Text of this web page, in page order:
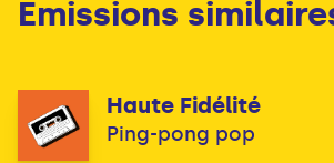
Émissions
Haute Fidélité
Ping-pong pop